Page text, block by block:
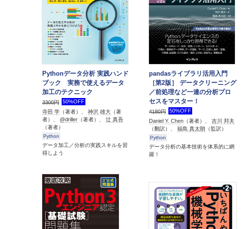
Pythonデータ分析 実践ハンド
ブック 実務で使えるデータ
加工のテクニック
3300円 50%OFF
寺田 学 （著者）、 神沢 雄大 （著
者）、 @driller （著者）、 辻 真吾
（著者）
Python
データ加工／分析の実践スキルを習
得しよう
pandasライブラリ活用入門
［第2版］ データクリーニング
／前処理など一連の分析プロ
セスをマスター！
4180円 50%OFF
Daniel Y. Chen （著者）、 吉川 邦夫
（翻訳）、 福島 真太朗 （監訳）
Python
データ分析の基本技術を体系的に網
羅！